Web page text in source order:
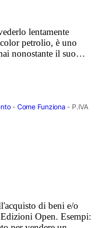
lentamente
petrolio, è uno
nonostante il suo…
- Come Funziona - P.IVA
di beni e/o
Open. Esempi: